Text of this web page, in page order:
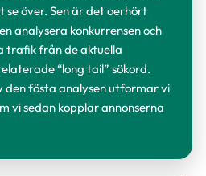
över. Sen är det oerhört
analysera konkurrensen och
trafik från de aktuella
“long tail” sökord.
fösta analysen utformar vi
vi sedan kopplar annonserna